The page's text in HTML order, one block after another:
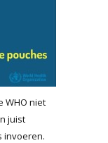
WHO niet
juist
invoeren.